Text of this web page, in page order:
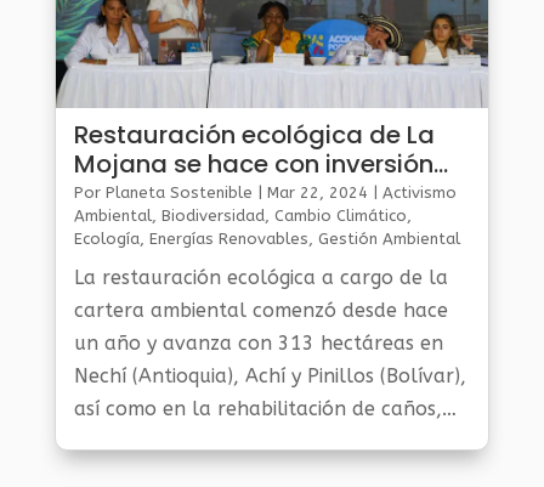
Restauración ecológica de La
Mojana se hace con inversión
de $2,1 billones
Por Planeta Sostenible | Mar 22, 2024 | Activismo
Ambiental Biodiversidad Cambio Climático
Ecología Energías Renovables Gestión Ambiental
Al Día,Planeta Verde
La restauración ecológica a cargo de la
cartera ambiental comenzó desde hace
un año y avanza con 313 hectáreas en
Nechí (Antioquia), Achí y Pinillos (Bolívar),
así como en la rehabilitación de caños,